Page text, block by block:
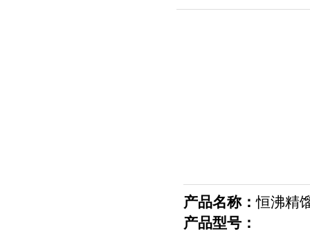
产品名称：恒沸精
产品型号：